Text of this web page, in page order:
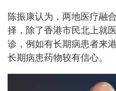
陈振康认为，两地医疗融
择，除了香港市民北上就
诊，例如有长期病患者来
长期病患药物较有信心。